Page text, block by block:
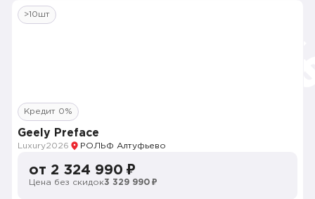
>10шт
Кредит 0%
Geely Preface
Luxury2026 РОЛЬФ Алтуфьево
от 2 324 990 ₽
Цена без скидок3 329 990 ₽